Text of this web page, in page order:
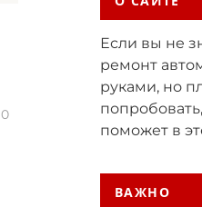
0
Если вы не
ремонт
руками, но
поможет в
ВАЖНО